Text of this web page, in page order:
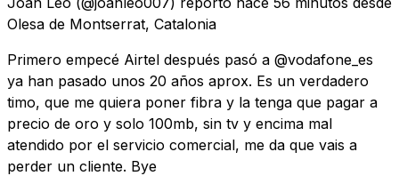
Olesa de Montserrat, Catalonia
Primero empecé Airtel después pasó a @vodafone_es
ya han pasado unos 20 años aprox. Es un verdadero
timo, que me quiera poner fibra y la tenga que pagar a
precio de oro y solo 100mb, sin tv y encima mal
atendido por el servicio comercial, me da que vais a
perder un cliente. Bye